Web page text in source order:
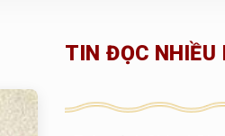
TIN ĐỌC NHIỀU